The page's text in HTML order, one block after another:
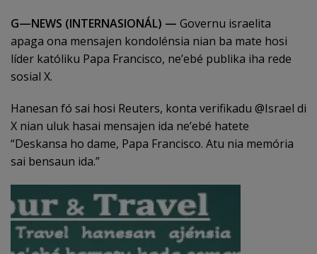
G—NEWS (INTERNASIONÁL) — Governu israelita
apaga ona mensajen kondolénsia nian ba mate hosi
líder katóliku Papa Francisco, ne’ebé publika iha rede
sosial X.
Hanesan fó sai hosi Reuters, konta verifikadu @Israel di
X nian uluk hasai mensajen ida ne’ebé hatete
“Deskansa ho dame, Papa Francisco. Atu nia memória
sai bensaun ida.”